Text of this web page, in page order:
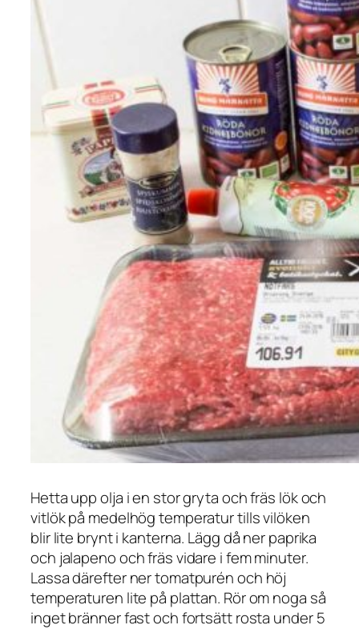
Hetta upp olja i en stor gryta och fräs lök och
vitlök på medelhög temperatur tills vilöken
blir lite brynt i kanterna. Lägg då ner paprika
och jalapeno och fräs vidare i fem minuter.
Lassa därefter ner tomatpurén och höj
temperaturen lite på plattan. Rör om noga så
inget bränner fast och fortsätt rosta under 5